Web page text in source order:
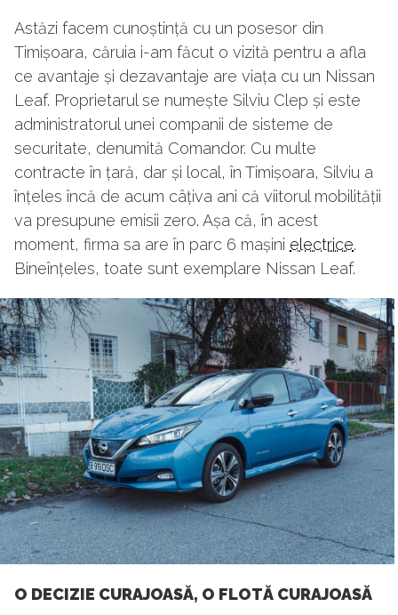
Astăzi facem cunoștință cu un posesor din
Timișoara, căruia i-am făcut o vizită pentru a afla
ce avantaje și dezavantaje are viața cu un Nissan
Leaf. Proprietarul se numește Silviu Clep și este
administratorul unei companii de sisteme de
securitate, denumită Comandor. Cu multe
contracte în țară, dar și local, în Timișoara, Silviu a
înțeles încă de acum câțiva ani că viitorul mobilității
va presupune emisii zero. Așa că, în acest
moment, firma sa are în parc 6 mașini electrice.
Bineînțeles, toate sunt exemplare Nissan Leaf.
O DECIZIE CURAJOASĂ, O FLOTĂ CURAJOASĂ